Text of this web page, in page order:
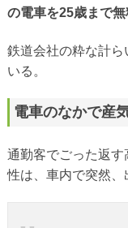
の電車を25歳まで
鉄道会社の粋な計
いる。
電車のなかで産
通勤客でごった返
性は、車内で突然、